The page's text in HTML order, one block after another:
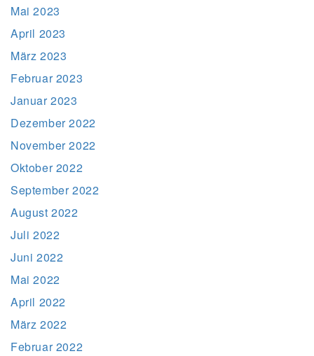
Mai 2023
April 2023
März 2023
Februar 2023
Januar 2023
Dezember 2022
November 2022
Oktober 2022
September 2022
August 2022
Juli 2022
Juni 2022
Mai 2022
April 2022
März 2022
Februar 2022